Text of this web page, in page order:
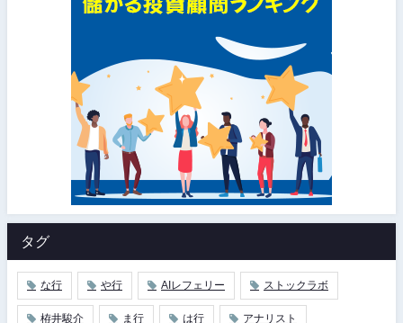
タグ
な行 や行 AIレフェリー ストックラボ
栫井駿介 ま行 は行 アナリスト